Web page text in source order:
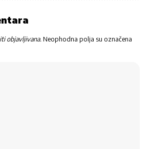
objavljivana. Neophodna polja su označena